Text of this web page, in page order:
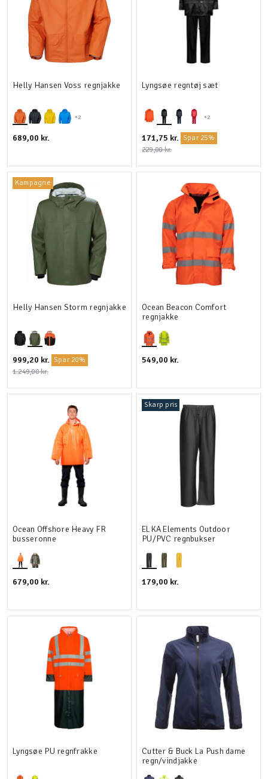
+2
Helly Hansen Voss regnjakke
689,00 kr.
+2
Lyngsøe regntøj sæt
171,75 kr. Spar 25%
229,00 kr.
Kampagne
Helly Hansen Storm regnjakke
999,20 kr. Spar 20%
1.249,00 kr.
Ocean Beacon Comfort
regnjakke
549,00 kr.
Ocean Offshore Heavy FR
busseronne
679,00 kr.
Skarp pris
ELKA Elements Outdoor
PU/PVC regnbukser
179,00 kr.
Lyngsøe PU regnfrakke
Cutter & Buck La Push dame
regn/vindjakke